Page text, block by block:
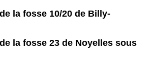
la fosse 10/20 de Billy-
la fosse 23 de Noyelles sous